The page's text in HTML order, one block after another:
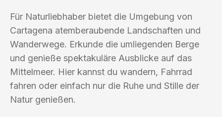
Für Naturliebhaber bietet die Umgebung von
Cartagena atemberaubende Landschaften und
Wanderwege. Erkunde die umliegenden Berge
und genieße spektakuläre Ausblicke auf das
Mittelmeer. Hier kannst du wandern, Fahrrad
fahren oder einfach nur die Ruhe und Stille der
Natur genießen.